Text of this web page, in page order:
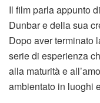
Il film parla appunto
Dunbar e della sua
Dopo aver terminato
serie di esperienza
alla maturità e
ambientato in luoghi